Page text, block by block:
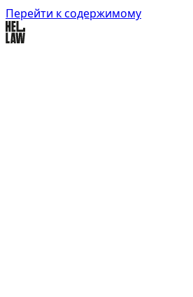
Перейти к содержимому